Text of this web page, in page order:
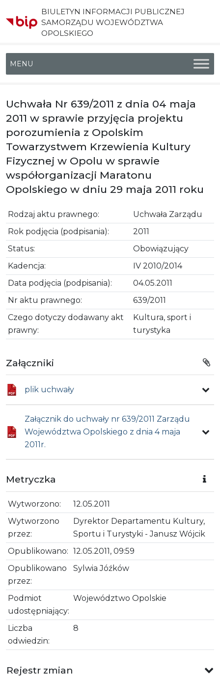
BIULETYN INFORMACJI PUBLICZNEJ
SAMORZĄDU WOJEWÓDZTWA
OPOLSKIEGO
Menu główne
Uchwała Nr 639/2011 z dnia 04 maja
2011 w sprawie przyjęcia projektu
porozumienia z Opolskim
Towarzystwem Krzewienia Kultury
Fizycznej w Opolu w sprawie
współorganizacji Maratonu
Opolskiego w dniu 29 maja 2011 roku
Rodzaj aktu prawnego:
Uchwała Zarządu
Rok podjęcia (podpisania):
2011
Status:
Obowiązujący
Kadencja:
IV 2010/2014
Data podjęcia (podpisania):
04.05.2011
Nr aktu prawnego:
639/2011
Czego dotyczy dodawany akt
prawny:
Kultura, sport i
turystyka
Załączniki
plik uchwały
Załącznik do uchwały nr 639/2011 Zarządu
Województwa Opolskiego z dnia 4 maja
2011r.
Metryczka
Wytworzono:
12.05.2011
Wytworzono
przez:
Dyrektor Departamentu Kultury,
Sportu i Turystyki - Janusz Wójcik
Opublikowano: 12.05.2011, 09:59
Opublikowano
przez:
Sylwia Jóźków
Podmiot
udostępniający:
Województwo Opolskie
Liczba
odwiedzin:
8
Rejestr zmian